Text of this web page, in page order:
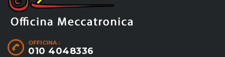
OFFICINA :
010 4048336